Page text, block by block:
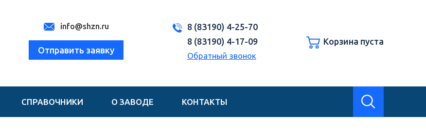
info@shzn.ru
Отправить заявку
8 (83190) 4-25-70
8 (83190) 4-17-09
Обратный звонок
Корзина пуста
СПРАВОЧНИКИ О ЗАВОДЕ КОНТАКТЫ